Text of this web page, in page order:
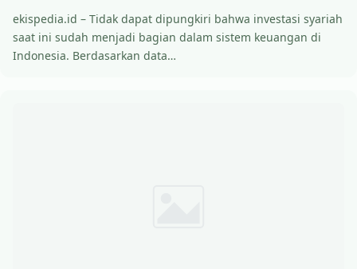
ekispedia.id – Tidak dapat dipungkiri bahwa investasi syariah
saat ini sudah menjadi bagian dalam sistem keuangan di
Indonesia. Berdasarkan data…